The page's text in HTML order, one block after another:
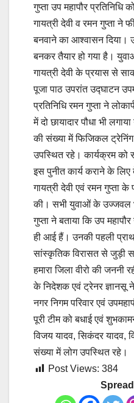
गुप्ता उप महापौर
गायत्री देवी व रमन गुप्ता ने
बनवाने का आश्वासन दिया।
बनकर तैयार हो गया है।
गायत्री देवी के प्रयास से
पूजा पाठ उपरांत उद्घाटन
प्रतिनिधि रमन गुप्ता ने
में दो छायादार पौधा भी
की संख्या में फिजिकल
उपस्थित रहे। कार्यक्रम को
इस पुनीत कार्य कराने के लिए
गायत्री देवी एवं रमन गुप्ता के
की। सभी युवाओं के उज्जवल
गुप्ता ने बताया कि उप
ही आई हैं। उनकी पहली
सांस्कृतिक विरासत से जुड़ी
हमारा जिला वीरो की
के निदेशक एवं ट्रेनर ज्ञानसू
नगर निगम परिवार एवं
पूरी टीम को बधाई एवं
विजय यादव, सिकंदर यादव,
संख्या में लोग उपस्थित रहे।
Post Views: 384